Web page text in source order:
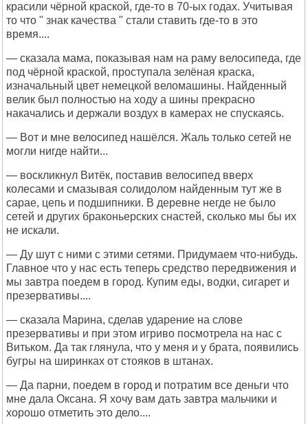
красили чёрной краской, где-то в 70-ых годах. Учитывая
то что " знак качества " стали ставить где-то в это
время....
— сказала мама, показывая нам на раму велосипеда, где
под чёрной краской, проступала зелёная краска,
изначальный цвет немецкой веломашины. Найденный
велик был полностью на ходу а шины прекрасно
накачались и держали воздух в камерах не спускаясь.
— Вот и мне велосипед нашёлся. Жаль только сетей не
могли нигде найти...
— воскликнул Витёк, поставив велосипед вверх
колесами и смазывая солидолом найденным тут же в
сарае, цепь и подшипники. В деревне негде не было
сетей и других браконьерских снастей, сколько мы бы их
не искали.
— Ду шут с ними с этими сетями. Придумаем что-нибудь.
Главное что у нас есть теперь средство передвижения и
мы завтра поедем в город. Купим еды, водки, сигарет и
презервативы....
— сказала Марина, сделав ударение на слове
презервативы и при этом игриво посмотрела на нас с
Витьком. Да так глянула, что у меня и у брата, появились
бугры на ширинках от стояков в штанах.
— Да парни, поедем в город и потратим все деньги что
мне дала Оксана. Я хочу вам дать завтра мальчики и
хорошо отметить это дело....